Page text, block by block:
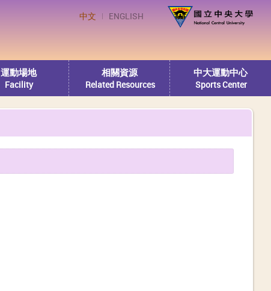
中文 ENGLISH
運動場地
Facility
相關資源
Related Resources
中大運動中心
Sports Center